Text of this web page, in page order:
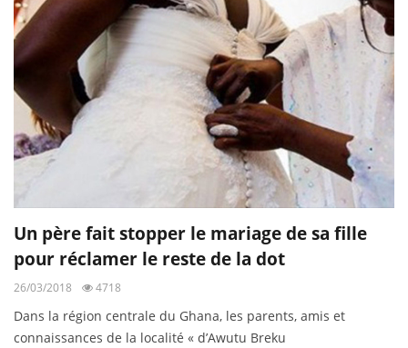
Un père fait stopper le mariage de sa fille
pour réclamer le reste de la dot
26/03/2018 4718
Dans la région centrale du Ghana, les parents, amis et
connaissances de la localité « d’Awutu Breku